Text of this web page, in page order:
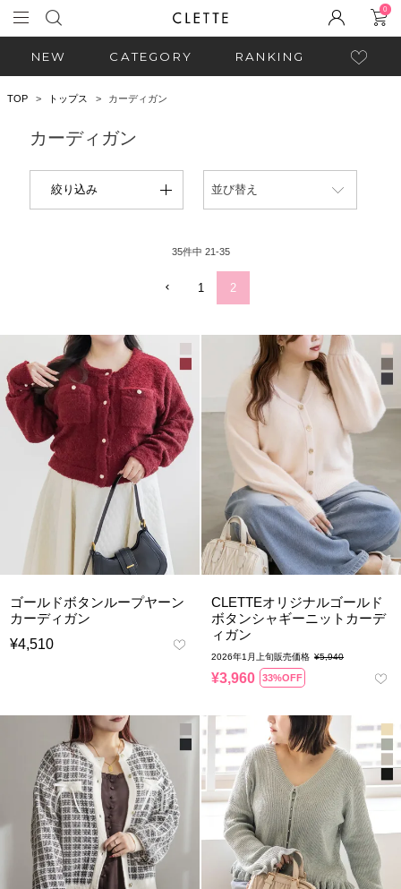
0
NEW CATEGORY RANKING
TOP トップス カーディガン
カーディガン
絞り込み 並び替え
35件中 21-35
1 2
ゴールドボタンループヤーン
カーディガン
¥4,510
CLETTEオリジナルゴールド
ボタンシャギーニットカーデ
ィガン
2026年1月上旬販売価格 ¥5,940
¥3,960 33%OFF